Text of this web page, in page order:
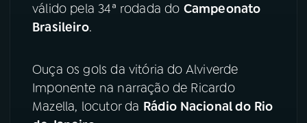
ACOMPANHE A RÁDIO NACIONAL
Facebook
Instagram
válido pela 34ª rodada do Campeonato
Brasileiro.
Ouça os gols da vitória do Alviverde
Imponente na narração de Ricardo
Mazella, locutor da Rádio Nacional do Rio